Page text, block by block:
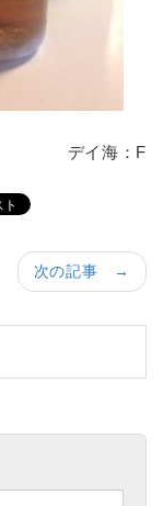
デイ海：F
次の記事 →